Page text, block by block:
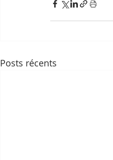
Posts récents